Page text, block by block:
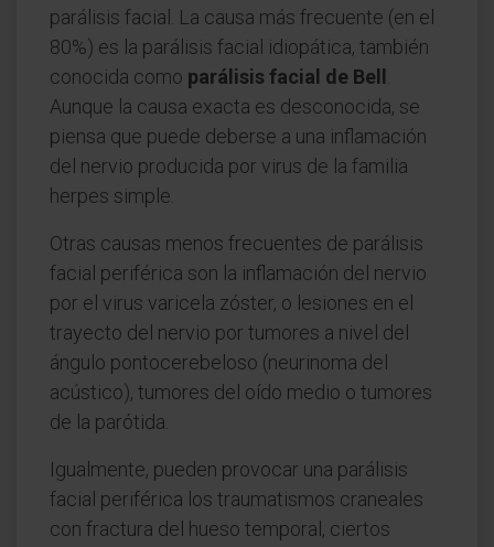
parálisis facial. La causa más frecuente (en el
80%) es la parálisis facial idiopática, también
conocida como parálisis facial de Bell
Aunque la causa exacta es desconocida, se
piensa que puede deberse a una inflamación
del nervio producida por virus de la familia
herpes simple.
Otras causas menos frecuentes de parálisis
facial periférica son la inflamación del nervio
por el virus varicela zóster, o lesiones en el
trayecto del nervio por tumores a nivel del
ángulo pontocerebeloso (neurinoma del
acústico), tumores del oído medio o tumores
de la parótida.
Igualmente, pueden provocar una parálisis
facial periférica los traumatismos craneales
con fractura del hueso temporal, ciertos